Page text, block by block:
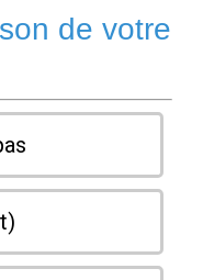
de votre